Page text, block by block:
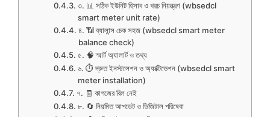
৩. 📊 সঠিক ইউনিট হিসাব ও খরচ নিয়ন্ত্রণ (wbsedcl
smart meter unit rate)
৪. 📶 ব্যালান্স চেক সহজ (wbsedcl smart meter
balance check)
৫. 🧠 স্মার্ট অ্যালার্ট ও তথ্য
৬. ⏱️ দ্রুত ইনস্টলেশন ও অ্যাক্টিভেশন (wbsedcl smart
meter installation)
৭. 🧾 কাগজের বিল নেই
৮. 🔄 নিয়মিত আপডেট ও ডিজিটাল পরিষেবা